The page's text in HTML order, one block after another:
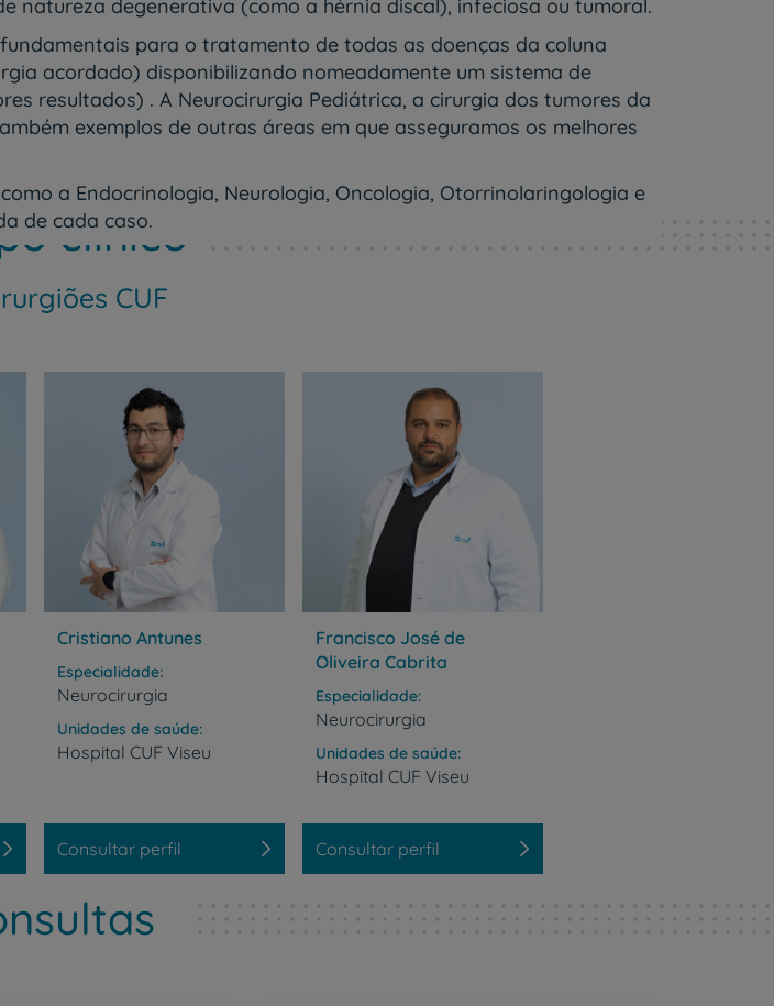
e bem-estar
da Saúde
natureza degenerativa (como a hérnia discal), infeciosa ou tumoral.
para o tratamento de todas as doenças da coluna
acordado) disponibilizando nomeadamente um sistema de
resultados) . A Neurocirurgia Pediátrica, a cirurgia dos tumores da
exemplos de outras áreas em que asseguramos os melhores
a Endocrinologia, Neurologia, Oncologia, Otorrinolaringologia e
de cada caso.
clínico
CUF
Cristiano Antunes
Especialidade
Neurocirurgia
Unidades de saúde
Hospital CUF Viseu
Consultar perfil
Francisco José de
Oliveira Cabrita
Especialidade
Neurocirurgia
Unidades de saúde
Hospital CUF Viseu
Consultar perfil